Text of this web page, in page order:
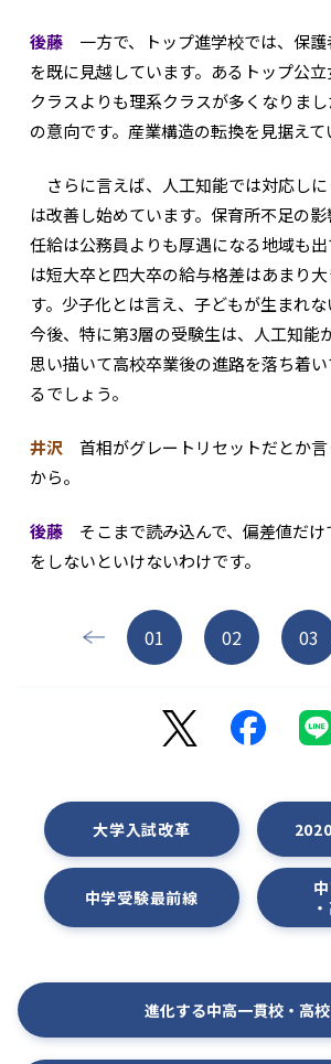
後藤 一方で、トップ進学校では、保
を既に見越しています。あるトップ公
クラスよりも理系クラスが多くなりま
の意向です。産業構造の転換を見据えて
さらに言えば、人工知能では対応し
は改善し始めています。保育所不足の
任給は公務員よりも厚遇になる地域も
は短大卒と四大卒の給与格差はあまり
す。少子化とは言え、子どもが生まれな
今後、特に第3層の受験生は、人工知能
思い描いて高校卒業後の進路を落ち着
るでしょう。
井沢 首相がグレートリセットだとか
から。
後藤 そこまで読み込んで、偏差値だ
をしないといけないわけです。
01 02 03
大学入試改革
中学受験最前線
進化する中高一貫校・高校